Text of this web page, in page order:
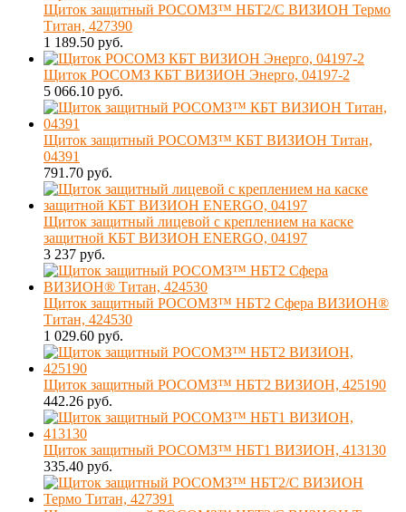
Щиток защитный РОСОМЗ™ НБТ2/С ВИЗИОН Термо
Титан, 427390
1 189.50 руб.
Щиток РОСОМЗ КБТ ВИЗИОН Энерго, 04197-2
5 066.10 руб.
Щиток защитный РОСОМЗ™ КБТ ВИЗИОН Титан,
04391
791.70 руб.
Щиток защитный лицевой с креплением на каске
защитной КБТ ВИЗИОН ENERGO, 04197
3 237 руб.
Щиток защитный РОСОМЗ™ НБТ2 Сфера ВИЗИОН®
Титан, 424530
1 029.60 руб.
Щиток защитный РОСОМЗ™ НБТ2 ВИЗИОН, 425190
442.26 руб.
Щиток защитный РОСОМЗ™ НБТ1 ВИЗИОН, 413130
335.40 руб.